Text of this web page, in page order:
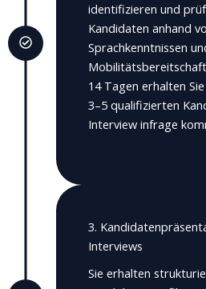
identifizieren und
Kandidaten anhand
Sprachkenntnissen
14 Tagen erhalten
3–5 qualifizierten
Interview infrage
3.
Interviews
Sie erhalten